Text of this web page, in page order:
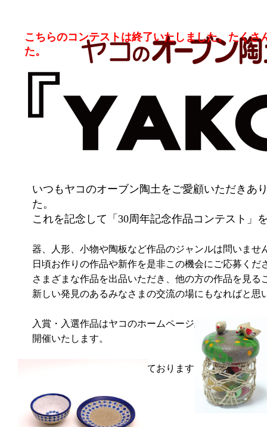
こちらのコンテストは終了いたしました。たくさ
た。
いつもヤコのオーブン陶土をご愛顧いただきあ
た。
これを記念して「30周年記念作品コンテスト」
器、人形、小物や陶板など作品のジャンルは問いませ
日頃お作りの作品や新作を是非この機会にご応募くだ
さまざまな作品を出品いただき、他の方の作品を見る
新しい発見のあるみなさまの交流の場にもなればと思
入賞・入選作品はヤコのホームページ上にて受賞作品
開催いたします。
みなさまのご応募お待ちしております。